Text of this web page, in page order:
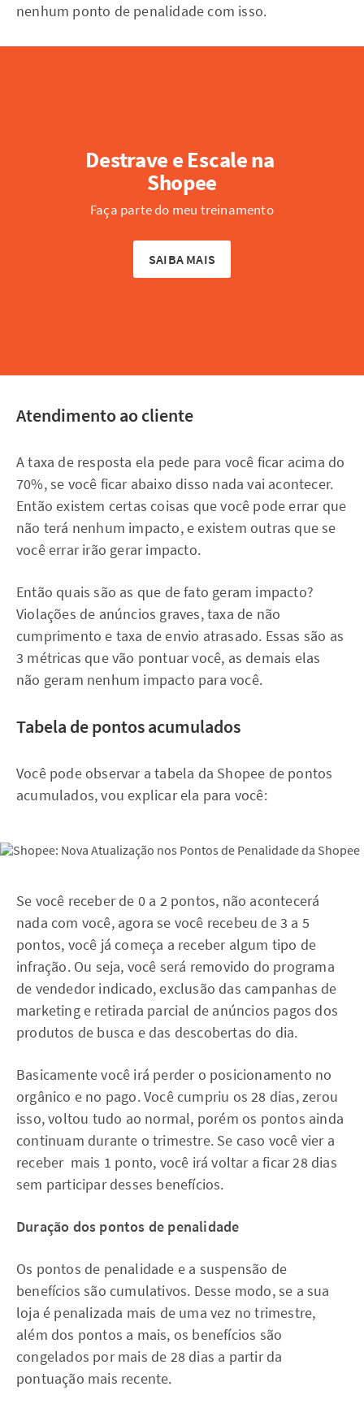
nenhum ponto de penalidade com isso.
Destrave e Escale na
Shopee
Faça parte do meu treinamento
SAIBA MAIS
Atendimento ao cliente
A taxa de resposta ela pede para você ficar acima do
70%, se você ficar abaixo disso nada vai acontecer.
Então existem certas coisas que você pode errar que
não terá nenhum impacto, e existem outras que se
você errar irão gerar impacto.
Então quais são as que de fato geram impacto?
Violações de anúncios graves, taxa de não
cumprimento e taxa de envio atrasado. Essas são as
3 métricas que vão pontuar você, as demais elas
não geram nenhum impacto para você.
Tabela de pontos acumulados
Você pode observar a tabela da Shopee de pontos
acumulados, vou explicar ela para você:
Se você receber de 0 a 2 pontos, não acontecerá
nada com você, agora se você recebeu de 3 a 5
pontos, você já começa a receber algum tipo de
infração. Ou seja, você será removido do programa
de vendedor indicado, exclusão das campanhas de
marketing e retirada parcial de anúncios pagos dos
produtos de busca e das descobertas do dia.
Basicamente você irá perder o posicionamento no
orgânico e no pago. Você cumpriu os 28 dias, zerou
isso, voltou tudo ao normal, porém os pontos ainda
continuam durante o trimestre. Se caso você vier a
receber mais 1 ponto, você irá voltar a ficar 28 dias
sem participar desses benefícios.
Duração dos pontos de penalidade
Os pontos de penalidade e a suspensão de
benefícios são cumulativos. Desse modo, se a sua
loja é penalizada mais de uma vez no trimestre,
além dos pontos a mais, os benefícios são
congelados por mais de 28 dias a partir da
pontuação mais recente.